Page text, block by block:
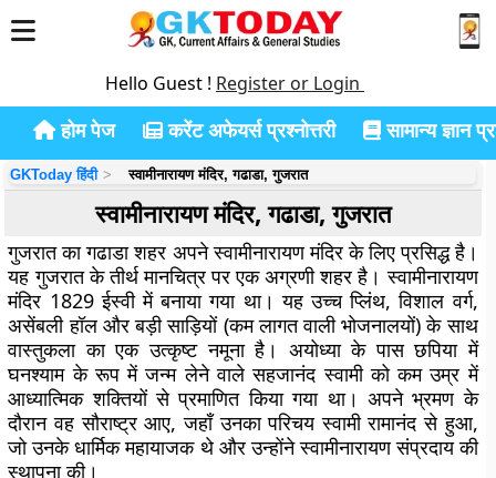
Hello Guest ! Register or Login
होम पेज करेंट अफेयर्स प्रश्नोत्तरी सामान्य ज्ञान
GKToday हिंदी स्वामीनारायण मंदिर, गढाडा, गुजरात
स्वामीनारायण मंदिर, गढाडा, गुजरात
गुजरात का गढाडा शहर अपने स्वामीनारायण मंदिर के लिए प्रसिद्ध है।
यह गुजरात के तीर्थ मानचित्र पर एक अग्रणी शहर है। स्वामीनारायण
मंदिर 1829 ईस्वी में बनाया गया था। यह उच्च प्लिंथ, विशाल वर्ग,
असेंबली हॉल और बड़ी साड़ियों (कम लागत वाली भोजनालयों) के साथ
वास्तुकला का एक उत्कृष्ट नमूना है। अयोध्या के पास छपिया में
घनश्याम के रूप में जन्म लेने वाले सहजानंद स्वामी को कम उम्र में
आध्यात्मिक शक्तियों से प्रमाणित किया गया था। अपने भ्रमण के
दौरान वह सौराष्ट्र आए, जहाँ उनका परिचय स्वामी रामानंद से हुआ,
जो उनके धार्मिक महायाजक थे और उन्होंने स्वामीनारायण संप्रदाय की
स्थापना की।